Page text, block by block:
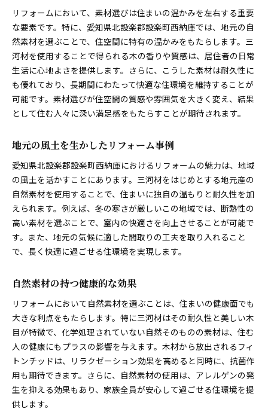
リフォームにおいて、素材選びは住まいの温かみを左右する重要
な要素です。特に、愛知県北設楽郡設楽町西納庫では、地元の自
然素材を選ぶことで、住空間に特有の温かみをもたらします。三
河材を使用することで得られる木の香りや質感は、居住者の日常
生活に心地よさを提供します。さらに、こうした素材は耐久性に
も優れており、長期間にわたって快適な住環境を維持することが
可能です。素材選びが住空間の質感や雰囲気を大きく変え、結果
として住む人々に深い満足感をもたらすことが期待されます。
地元の風土を生かしたリフォーム事例
愛知県北設楽郡設楽町西納庫におけるリフォームの魅力は、地域
の風土を活かすことにあります。三河材をはじめとする地元産の
自然素材を使用することで、住まいに独自の温もりと耐久性を加
えられます。例えば、冬の寒さが厳しいこの地域では、断熱性の
高い素材を選ぶことで、室内の快適さを向上させることが可能で
す。また、地元の気候に適した間取りの工夫を取り入れること
で、長く快適に過ごせる住環境を実現します。
自然素材の持つ健康的な効果
リフォームにおいて自然素材を選ぶことは、住まいの健康面でも
大きな利点をもたらします。特に三河材はその耐久性と美しい木
目が特徴で、化学処理されていない自然そのものの素材は、住む
人の健康にもプラスの影響を与えます。木材から放出されるフィ
トンチッドは、リラクゼーション効果を高めると同時に、抗菌作
用も期待できます。さらに、自然素材の使用は、アレルゲンの発
生を抑える効果もあり、家族全員が安心して過ごせる住環境を提
供します。